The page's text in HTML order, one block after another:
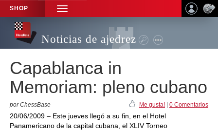
SHOP
TOGGLE
NAVIGATION
Noticias de ajedrez
Capablanca in
Memoriam: pleno cubano
por ChessBase Me gusta! 0 Comentarios
20/06/2009 – Este jueves llegó a su fin, en el Hotel
Panamericano de la capital cubana, el XLIV Torneo